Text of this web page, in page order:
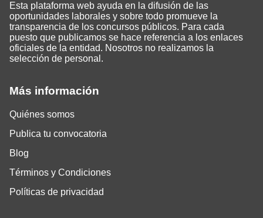
Más información
Quiénes somos
Publica tu convocatoria
Blog
Términos y Condiciones
Políticas de privacidad
Esta plataforma web ayuda en la difusión de las
oportunidades laborales y sobre todo promueve la
transparencia de los concursos públicos. Para cada
puesto que publicamos se hace referencia a los enlaces
oficiales de la entidad. Nosotros no realizamos la
selección de personal.